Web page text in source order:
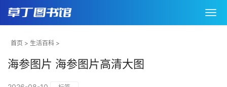
首页 > 生活百科 >
海参图片 海参图片高清大图